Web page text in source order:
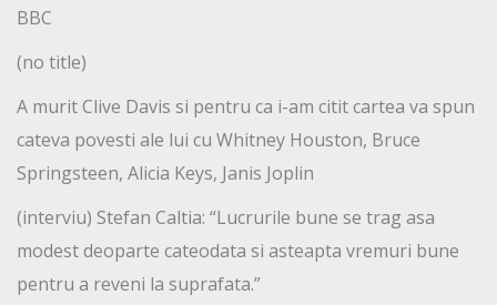
BBC
(no title)
A murit Clive Davis si pentru ca i-am citit cartea va spun
cateva povesti ale lui cu Whitney Houston, Bruce
Springsteen, Alicia Keys, Janis Joplin
(interviu) Stefan Caltia: “Lucrurile bune se trag asa
modest deoparte cateodata si asteapta vremuri bune
pentru a reveni la suprafata.”